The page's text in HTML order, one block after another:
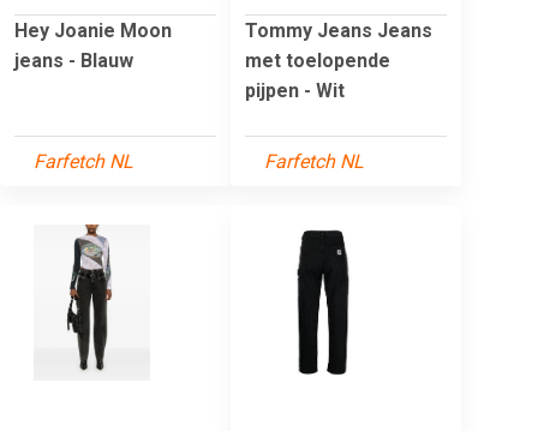
Hey Joanie Moon
jeans - Blauw
Farfetch NL
Tommy Jeans Jeans
met toelopende
pijpen - Wit
Farfetch NL